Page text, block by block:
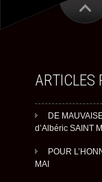
ARTICLES
DE
d’Albéric SAINT
POUR
MAI